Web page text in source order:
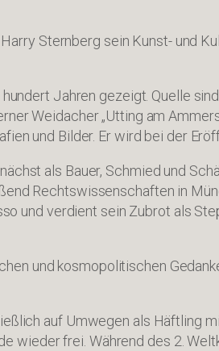
Sternberg sein Kunst- und
Jahren gezeigt. Quelle
Weidacher „Utting am
und Bilder. Er wird bei der
als Bauer, Schmied und
Rechtswissenschaften in
und verdient sein Zubrot als
und kosmopolitischen
auf Umwegen als Häftling
wieder frei. Während des 2.